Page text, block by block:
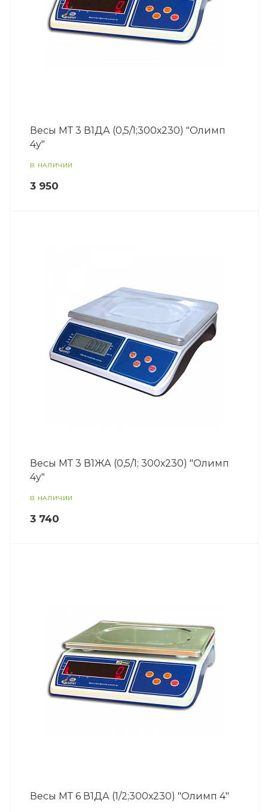
Весы МТ 3 В1ДА (0,5/1;300х230) "Олимп
4у"
В НАЛИЧИИ
3 950
Весы МТ 3 В1ЖА (0,5/1; 300х230) "Олимп
4у"
В НАЛИЧИИ
3 740
Весы МТ 6 В1ДА (1/2;300х230) "Олимп 4"